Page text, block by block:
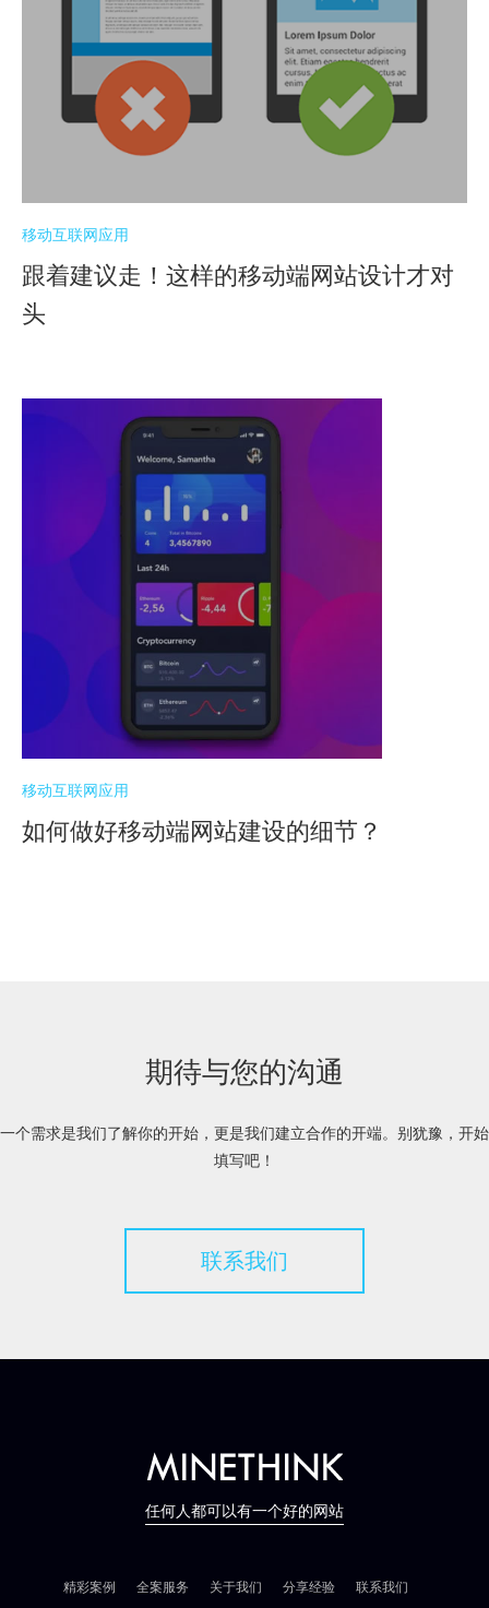
移动互联网应用
跟着建议走！这样的移动端网站设计才对
头
移动互联网应用
如何做好移动端网站建设的细节？
期待与您的沟通
一个需求是我们了解你的开始，更是我们建立合作的开端。别犹豫，开始
填写吧！
联系我们
任何人都可以有一个好的网站
精彩案例 全案服务 关于我们 分享经验 联系我们